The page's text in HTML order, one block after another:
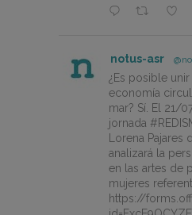
notus-asr
¿Es posible
economía
mar? Sí. El 21/
jornada
Lorena Pajares
analizará la
en las artes de
mujeres
https://